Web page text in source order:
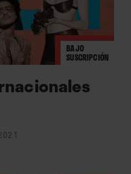
BAJO
SUSCRIPCIÓN